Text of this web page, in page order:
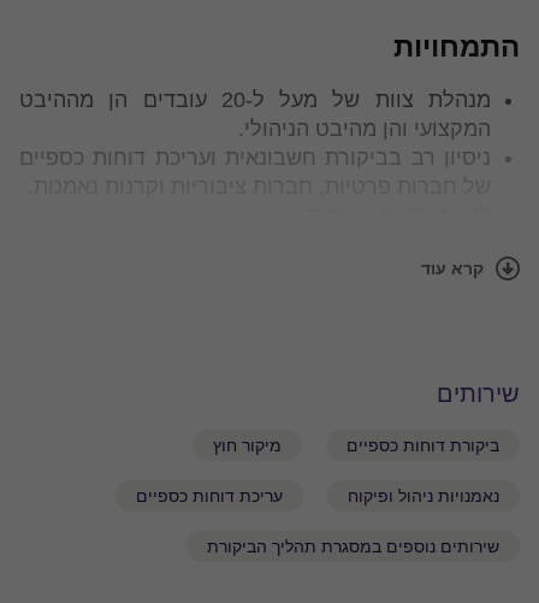
התמחויות
מנהלת צוות של מעל ל-20 עובדים הן מההיבט
המקצועי והן מהיבט הניהולי.
ניסיון רב בביקורת חשבונאית ועריכת דוחות כספיים
התמחות בביקורות מיוחדות, פיקוח ותקציב.
השכלה
1998: בוגרת תואר ראשון במנהל עסקים בהצטיינות עם
התמחות בחשבונאות, המכללה למנהל.
קרא עוד
שירותים
ביקורת דוחות כספיים מיקור חוץ
נאמנויות ניהול ופיקוח עריכת דוחות כספיים
שירותים נוספים במסגרת תהליך הביקורת